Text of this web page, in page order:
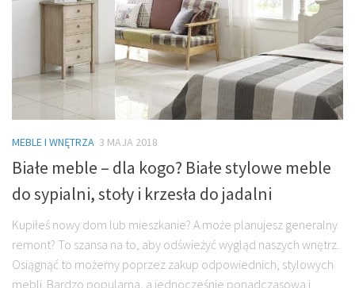
MEBLE I WNĘTRZA 3 MAJA 2018
Białe meble – dla kogo? Białe stylowe meble
do sypialni, stoły i krzesła do jadalni
Kupiłeś nowy dom lub mieszkanie? A może planujesz generalny
remont? To szansa na to, aby odświeżyć wygląd naszych wnętrz.
Osiągnąć to możemy poprzez zakup odpowiednich, stylowych
mebli. Bardzo popularna, a jednocześnie ponadczasowa i